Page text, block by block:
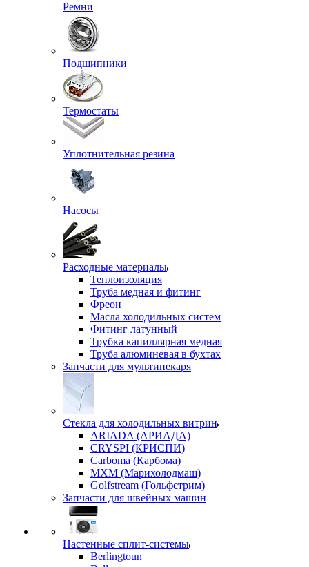
Ремни
Подшипники
Термостаты
Уплотнительная резина
Насосы
Расходные материалы
Теплоизоляция
Труба медная и фитинг
Фреон
Масла холодильных систем
Фитинг латунный
Трубка капиллярная медная
Труба алюминевая в бухтах
Запчасти для мультипекаря
Стекла для холодильных витрин
ARIADA (АРИАДА)
CRYSPI (КРИСПИ)
Carboma (Карбома)
MXM (Марихолодмаш)
Golfstream (Гольфстрим)
Запчасти для швейных машин
Настенные сплит-системы
Berlingtoun